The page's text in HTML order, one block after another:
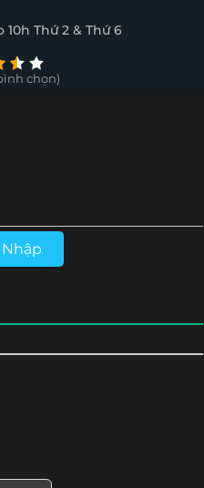
Tập 6
10h Thứ 2 & Thứ 6
chọn)